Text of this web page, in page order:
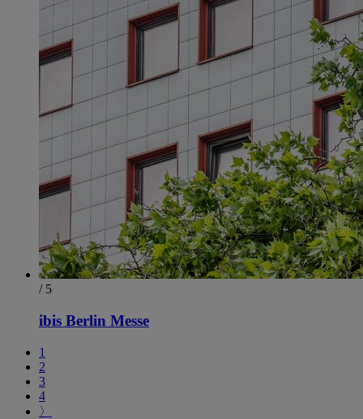
/ 5
ibis Berlin Messe
1
2
3
4
〉